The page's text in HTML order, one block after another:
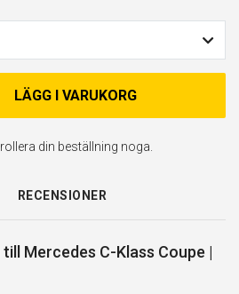
LÄGG I VARUKORG
din beställning noga.
RECENSIONER
Mercedes C-Klass Coupe |